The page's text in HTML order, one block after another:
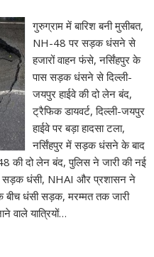
गुरुग्राम में बारिश बनी मुसीबत,
NH-48 पर सड़क धंसने से
हजारों वाहन फंसे, नर्सिंहपुर के
पास सड़क धंसने से दिल्ली-
जयपुर हाईवे की दो लेन बंद,
ट्रैफिक डायवर्ट, दिल्ली-जयपुर
हाईवे पर बड़ा हादसा टला,
नर्सिंहपुर में सड़क धंसने के बाद
की दो लेन बंद, पुलिस ने जारी की नई
सड़क धंसी, NHAI और प्रशासन ने
बीच धंसी सड़क, मरम्मत तक जारी
वाले यात्रियों…